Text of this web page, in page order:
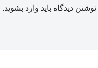
دیدگاه باید وارد بشوید.